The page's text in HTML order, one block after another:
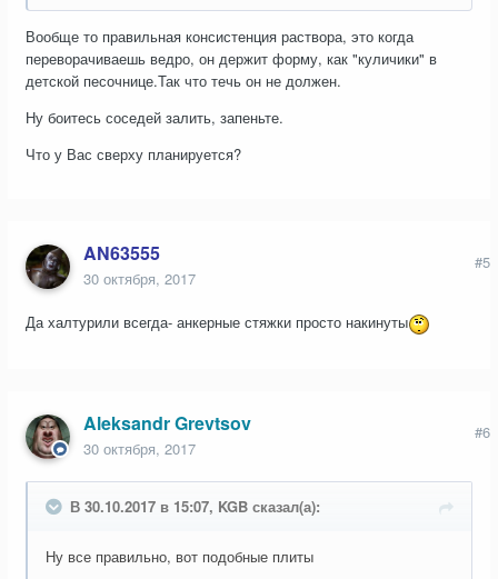
Вообще то правильная консистенция раствора, это когда
переворачиваешь ведро, он держит форму, как "куличики" в
детской песочнице.Так что течь он не должен.
Ну боитесь соседей залить, запеньте.
Что у Вас сверху планируется?
AN63555
30 октября, 2017
#5
Да халтурили всегда- анкерные стяжки просто накинуты
Aleksandr Grevtsov
30 октября, 2017
#6
В 30.10.2017 в 15:07, KGB сказал(а):
Ну все правильно, вот подобные плиты